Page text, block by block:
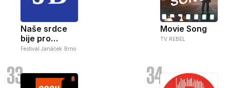
Naše srdce
bije pro
Janáčka!
Festival Janáček Brno
Movie Song
TV REBEL
33 34